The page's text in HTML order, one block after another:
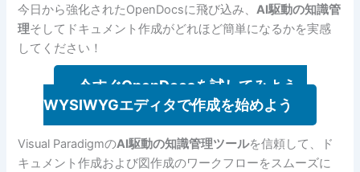
今日から強化されたOpenDocsに飛び込み、AI駆動の知識管
理そしてドキュメント作成がどれほど簡単になるかを実感
してください！
今すぐOpenDocsを試してみよう –
WYSIWYGエディタで作成を始めよう
Visual ParadigmのAI駆動の知識管理ツールを信頼して、ド
キュメント作成および図作成のワークフローをスムーズに